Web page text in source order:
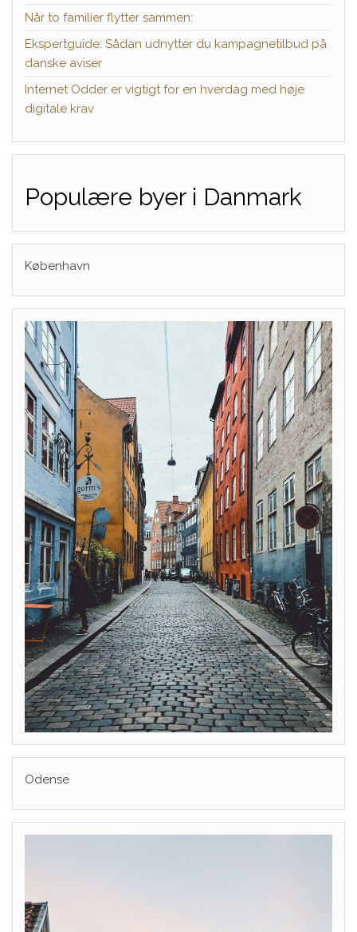
Når to familier flytter sammen:
Ekspertguide: Sådan udnytter du kampagnetilbud på
danske aviser
Internet Odder er vigtigt for en hverdag med høje
digitale krav
Populære byer i Danmark
København
Odense